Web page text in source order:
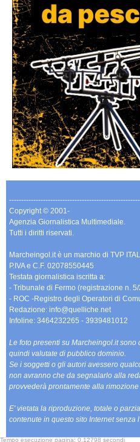
Copyright © 2001-
Agenzia Giornalistica Multimediale.
Tutti i diritti riservati.
Marcheingol.it è un marchio di TVP
P.IVA e C.F. 02078550445
Testata giornalistica iscritta a:
- Tribunale di Fermo (registrazione n.
- ROC -Registro degli Operatori di
Redazione: info@quelliche.net
Infoline: 3464232265 - 3939481012
Le foto presenti su Marcheingol.it sono
quindi valutate di pubblico dominio.
Se i soggetti o gli autori avessero
non avranno che da segnalarlo alla
provvederà prontamente alla
E' vietata la riproduzione, totale o
contenute in questo sito Internet senza
Tempo esecuzione pagina: 0,12798 secondi